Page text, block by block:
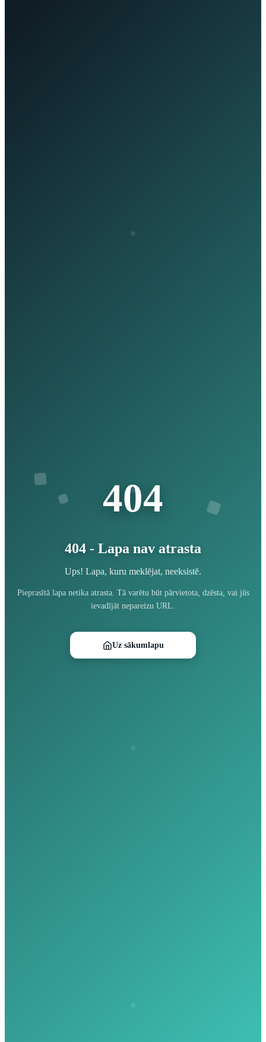
404
404 - Lapa nav atrasta
Ups! Lapa, kuru meklējat, neeksistē.
Pieprasītā lapa netika atrasta. Tā varētu būt pārvietota, dzēsta, vai jūs
ievadījāt nepareizu URL.
Uz sākumlapu